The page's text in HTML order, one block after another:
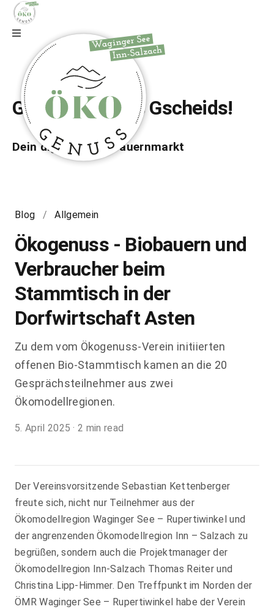
Zur Webseite
Gfrei di auf wos Gscheids!
Dein digitaler Bio-Bauernmarkt
Blog / Allgemein
Ökogenuss - Biobauern und
Verbraucher beim
Stammtisch in der
Dorfwirtschaft Asten
Zu dem vom Ökogenuss-Verein initiierten
offenen Bio-Stammtisch kamen an die 20
Gesprächsteilnehmer aus zwei
Ökomodellregionen.
5. April 2025 · 2 min read
Der Vereinsvorsitzende Sebastian Kettenberger
freute sich, nicht nur Teilnehmer aus der
Ökomodellregion Waginger See – Rupertiwinkel und
der angrenzenden Ökomodellregion Inn – Salzach zu
begrüßen, sondern auch die Projektmanager der
Ökomodellregion Inn-Salzach Thomas Reiter und
Christina Lipp-Himmer. Den Treffpunkt im Norden der
ÖMR Waginger See – Rupertiwinkel habe der Verein